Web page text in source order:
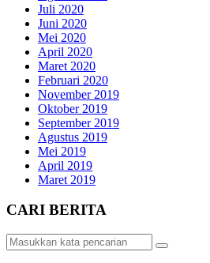
Juli 2020
Juni 2020
Mei 2020
April 2020
Maret 2020
Februari 2020
November 2019
Oktober 2019
September 2019
Agustus 2019
Mei 2019
April 2019
Maret 2019
CARI BERITA